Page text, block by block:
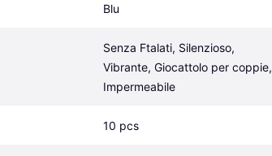
Blu
Senza Ftalati, Silenzioso,
Vibrante, Giocattolo per coppie,
Impermeabile
10 pcs